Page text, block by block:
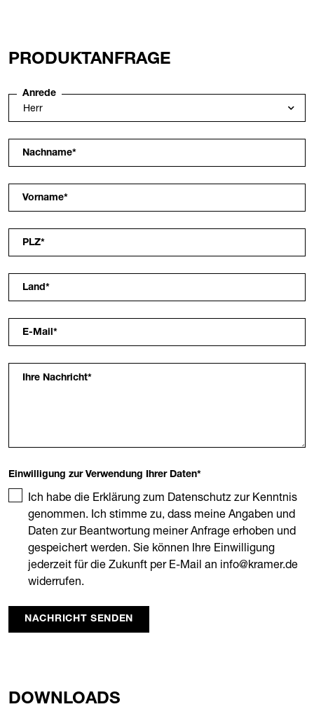
PRODUKTANFRAGE
Anrede
Nachname*
Vorname*
PLZ*
Land *
E-Mail *
Ihre Nachricht*
Einwilligung zur Verwendung Ihrer Daten*
Ich habe die Erklärung zum Datenschutz zur Kenntnis
genommen. Ich stimme zu, dass meine Angaben und
Daten zur Beantwortung meiner Anfrage erhoben und
gespeichert werden. Sie können Ihre Einwilligung
jederzeit für die Zukunft per E-Mail an info@kramer.de
widerrufen.
NACHRICHT SENDEN
DOWNLOADS